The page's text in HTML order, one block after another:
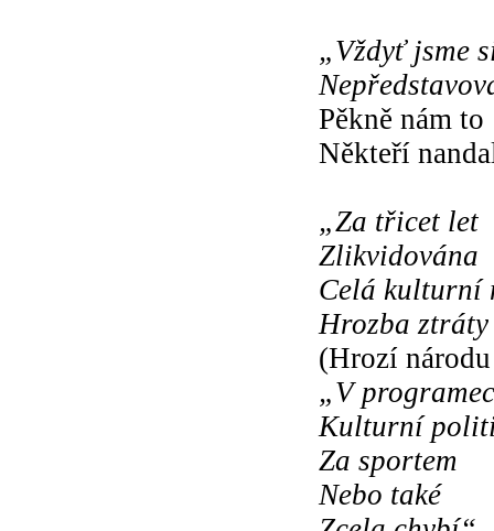
„Vždyť jsme
Pěkně nám to
Někteří
„Za třicet let
Zlikvidována
Celá kulturní
Hrozba
(Hrozí
„V
Kulturní
Za sportem
Nebo také